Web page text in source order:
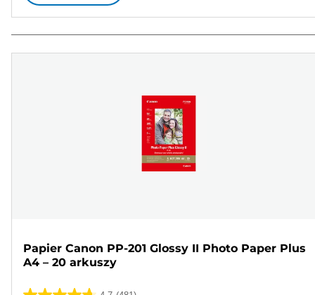
Papier Canon PP-201 Glossy II Photo Paper Plus
A4 – 20 arkuszy